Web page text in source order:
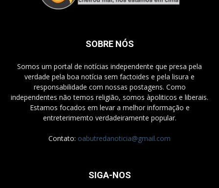
SOBRE NÓS
Somos um portal de notícias independente que presa pela
verdade pela boa notícia sem factoides e pela lisura e
responsabilidade com nossas postagens. Como
independentes não temos religião, somos àpoliticos e liberais.
Estamos focados em levar a melhor informação e
entreterimemto verdadeiramente popular.
Contato: oabutredanoticia@gmail.com
SIGA-NOS